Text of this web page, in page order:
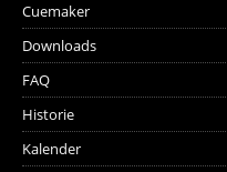
Cuemaker
Downloads
FAQ
Historie
Kalender